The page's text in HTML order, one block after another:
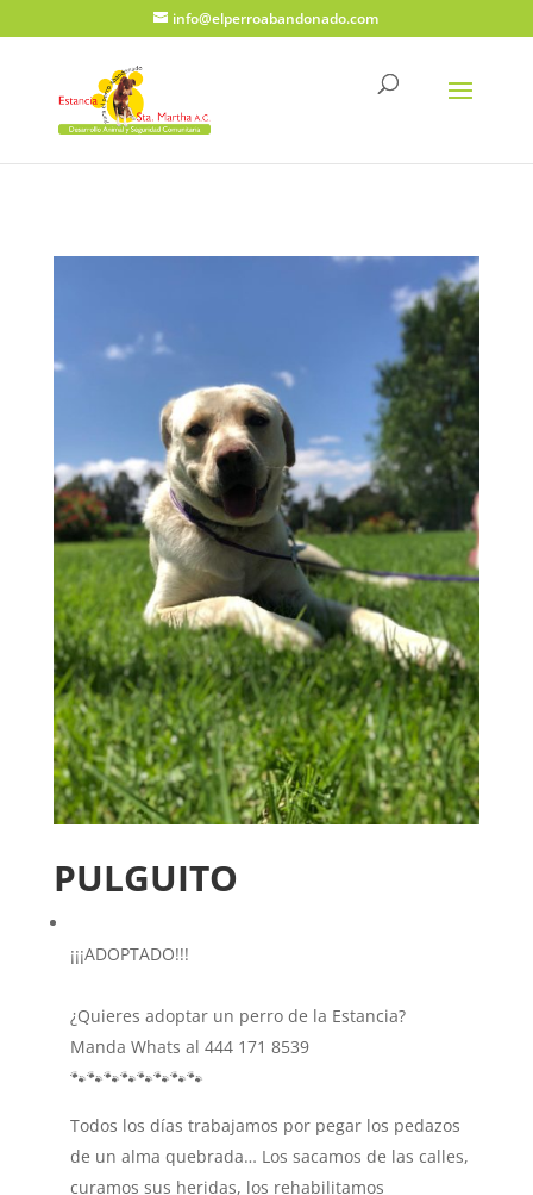
info@elperroabandonado.com
PULGUITO
¡¡¡ADOPTADO!!!
¿Quieres adoptar un perro de la Estancia?
Manda Whats al 444 171 8539
🐾🐾🐾🐾🐾🐾🐾🐾
Todos los días trabajamos por pegar los pedazos
de un alma quebrada… Los sacamos de las calles,
curamos sus heridas, los rehabilitamos